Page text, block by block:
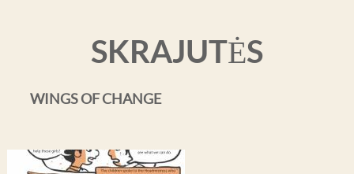
SKRAJUTĖS
WINGS OF CHANGE